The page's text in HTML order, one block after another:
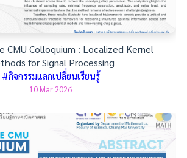
CMU Colloquium : Localized Kernel
for Signal Processing
#กิจกรรมแลกเปลี่ยนเรียนรู้
10 Mar 2026